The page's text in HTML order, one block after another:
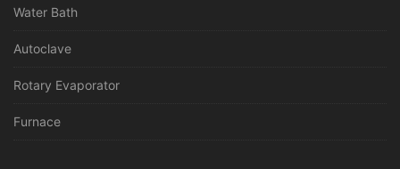
Water Bath
Autoclave
Rotary Evaporator
Furnace